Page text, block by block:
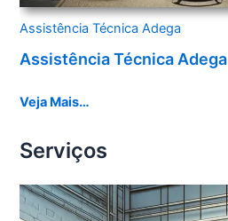
Assistência Técnica Adega
Assistência Técnica Adega
Veja Mais…
Serviços